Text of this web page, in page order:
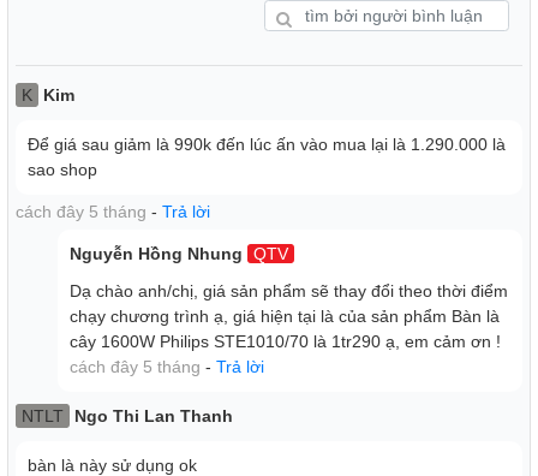
K Kim
Để giá sau giảm là 990k đến lúc ấn vào mua lại là 1.290.000 là
sao shop
cách đây 5 tháng - Trả lời
Nguyễn Hồng Nhung
QTV
Dạ chào anh/chị, giá sản phẩm sẽ thay đổi theo thời điểm
chạy chương trình ạ, giá hiện tại là của sản phẩm Bàn là
cây 1600W Philips STE1010/70 là 1tr290 ạ, em cảm ơn !
cách đây 5 tháng - Trả lời
NTLT Ngo Thi Lan Thanh
bàn là này sử dụng ok